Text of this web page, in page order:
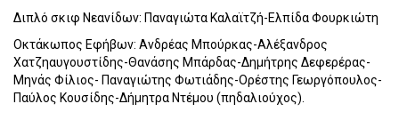
Διπλό σκιφ Νεανίδων: Παναγιώτα Καλαϊτζή-Ελπίδα Φουρκιώτη
Οκτάκωπος Εφήβων: Ανδρέας Μπούρκας-Αλέξανδρος
Χατζηαυγουστίδης-Θανάσης Μπάρδας-Δημήτρης Δεφερέρας-
Μηνάς Φίλιος- Παναγιώτης Φωτιάδης-Ορέστης Γεωργόπουλος-
Παύλος Κουσίδης-Δήμητρα Ντέμου (πηδαλιούχος).